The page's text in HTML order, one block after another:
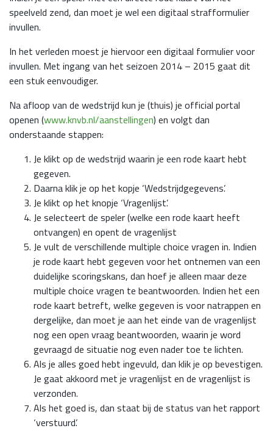
speelveld zend, dan moet je wel een digitaal strafformulier
invullen.
In het verleden moest je hiervoor een digitaal formulier voor
invullen. Met ingang van het seizoen 2014 – 2015 gaat dit
een stuk eenvoudiger.
Na afloop van de wedstrijd kun je (thuis) je official portal
openen (www.knvb.nl/aanstellingen) en volgt dan
onderstaande stappen:
Je klikt op de wedstrijd waarin je een rode kaart hebt
gegeven.
Daarna klik je op het kopje ‘Wedstrijdgegevens’.
Je klikt op het knopje ‘Vragenlijst’.
Je selecteert de speler (welke een rode kaart heeft
ontvangen) en opent de vragenlijst
Je vult de verschillende multiple choice vragen in. Indien
je rode kaart hebt gegeven voor het ontnemen van een
duidelijke scoringskans, dan hoef je alleen maar deze
multiple choice vragen te beantwoorden. Indien het een
rode kaart betreft, welke gegeven is voor natrappen en
dergelijke, dan moet je aan het einde van de vragenlijst
nog een open vraag beantwoorden, waarin je word
gevraagd de situatie nog even nader toe te lichten.
Als je alles goed hebt ingevuld, dan klik je op bevestigen.
Je gaat akkoord met je vragenlijst en de vragenlijst is
verzonden.
Als het goed is, dan staat bij de status van het rapport
‘verstuurd’.